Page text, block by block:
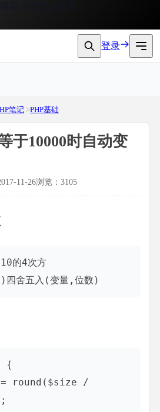
API 接入服务。
登录
笔记 >PHP基础
于10000时自动变
11-26浏览：3105
的4次方
{